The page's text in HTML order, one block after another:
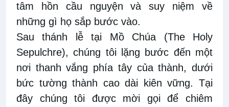
tâm hồn cầu nguyện và suy niệm về
những gì họ sắp bước vào.
Sau thánh lễ tại Mồ Chúa (The Holy
Sepulchre), chúng tôi lặng bước đến một
nơi thanh vắng phía tây của thành, dưới
bức tường thành cao dài kiên vững. Tại
đây chúng tôi được mời gọi để chiêm